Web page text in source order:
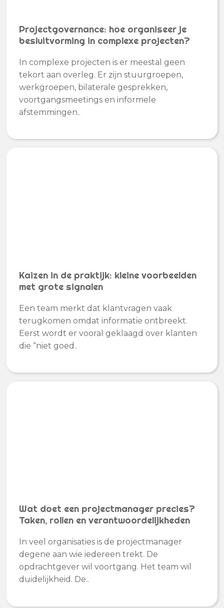
Projectgovernance: hoe organiseer je
besluitvorming in complexe projecten?
In complexe projecten is er meestal geen
tekort aan overleg. Er zijn stuurgroepen,
werkgroepen, bilaterale gesprekken,
voortgangsmeetings en informele
afstemmingen..
Kaizen in de praktijk: kleine voorbeelden
met grote signalen
Een team merkt dat klantvragen vaak
terugkomen omdat informatie ontbreekt.
Eerst wordt er vooral geklaagd over klanten
die “niet goed..
Wat doet een projectmanager precies?
Taken, rollen en verantwoordelijkheden
In veel organisaties is de projectmanager
degene aan wie iedereen trekt. De
opdrachtgever wil voortgang. Het team wil
duidelijkheid. De..